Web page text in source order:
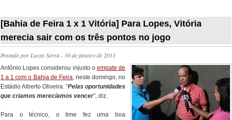
[Bahia de Feira 1 x 1 Vitória] Para Lopes, Vitória
merecia sair com os três pontos no jogo
Postado porLucas Serra- 30 de janeiro de 2011
Antônio Lopes considerou injusto o empate de
1 a 1 com o Bahia de Feira, neste domingo, no
Estádio Alberto Oliveira. “Pelas oportunidades
que criamos merecíamos vencer”, diz.
Para o técnico, o time fez uma boa